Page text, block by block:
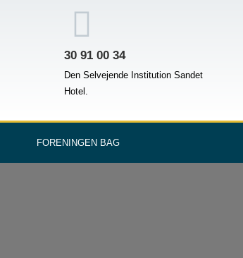
30 91 00 34
Den Selvejende Institution Sandet
Hotel.
FORENINGEN BAG